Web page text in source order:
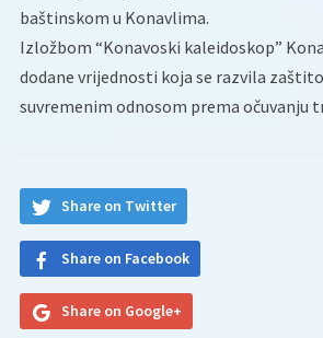
baštinskom u Konavlima.
Izložbom “Konavoski kaleidoskop”
dodane vrijednosti koja se razvila
suvremenim odnosom prema očuvanju
Share on Twitter
Share on Facebook
Share on Google+